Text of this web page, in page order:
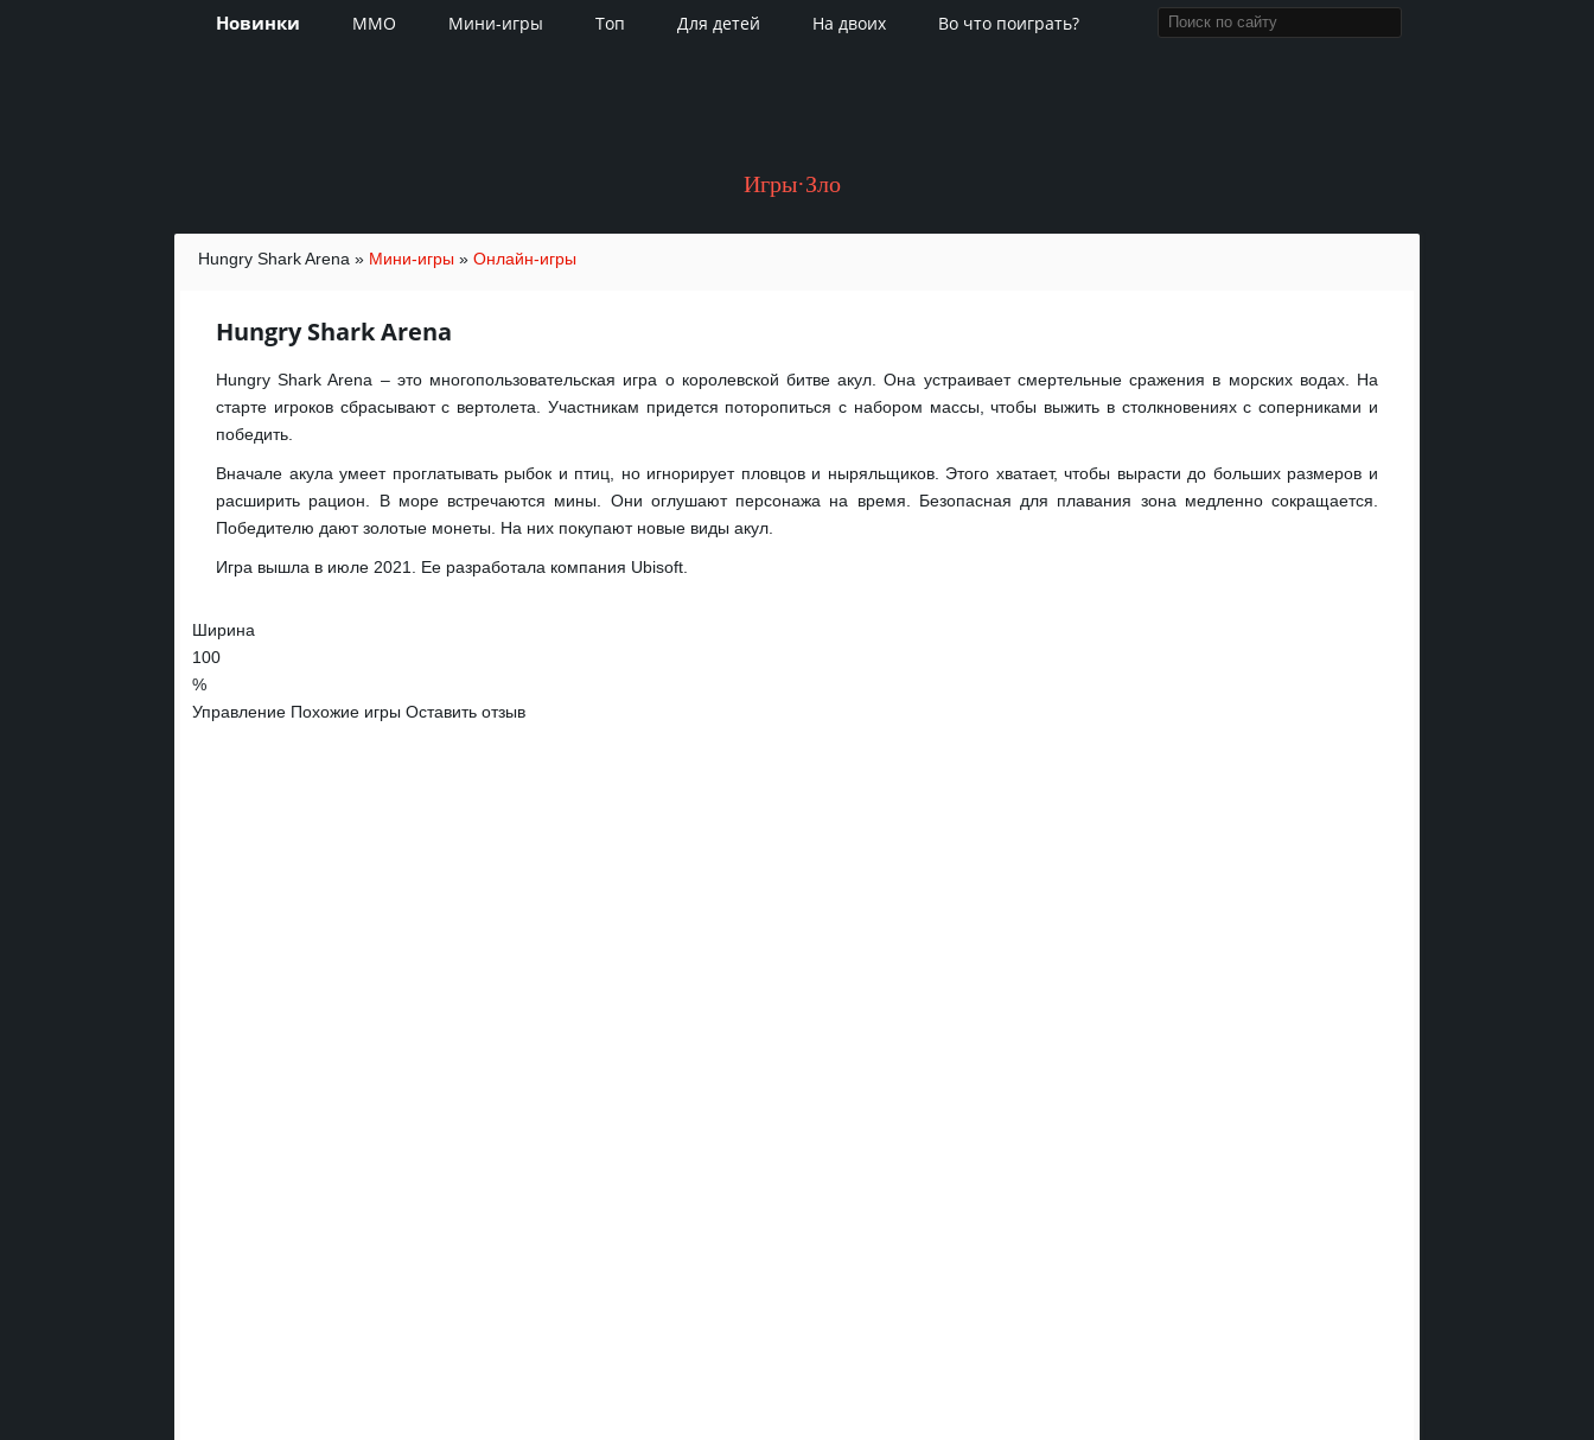
Новинки MMO Мини-игры Топ Для детей На двоих Во что поиграть?
Игры·Зло
Hungry Shark Arena » Мини-игры » Онлайн-игры
Hungry Shark Arena
Hungry Shark Arena – это многопользовательская игра о королевской битве акул. Она устраивает смертельные сражения в морских водах. На
старте игроков сбрасывают с вертолета. Участникам придется поторопиться с набором массы, чтобы выжить в столкновениях с соперниками и
победить.
Вначале акула умеет проглатывать рыбок и птиц, но игнорирует пловцов и ныряльщиков. Этого хватает, чтобы вырасти до больших размеров и
расширить рацион. В море встречаются мины. Они оглушают персонажа на время. Безопасная для плавания зона медленно сокращается.
Победителю дают золотые монеты. На них покупают новые виды акул.
Игра вышла в июле 2021. Ее разработала компания Ubisoft.
Ширина
100
%
Управление Похожие игры Оставить отзыв